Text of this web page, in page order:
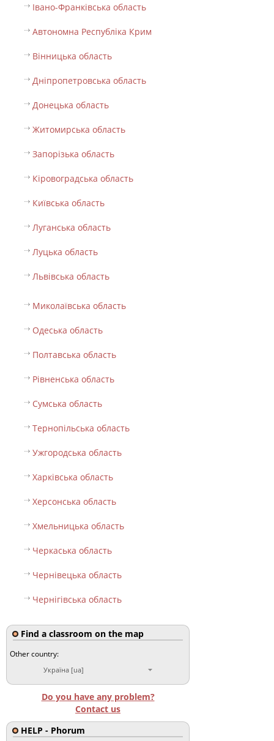
Івано-Франківська область
Автономна Республіка Крим
Вінницька область
Дніпропетровська область
Донецька область
Житомирська область
Запорізька область
Кіровоградська область
Київська область
Луганська область
Луцька область
Львівська область
Миколаївська область
Одеська область
Полтавська область
Рівненська область
Сумська область
Тернопільська область
Ужгородська область
Харківська область
Херсонська область
Хмельницька область
Черкаська область
Чернівецька область
Чернігівська область
Find a classroom on the map
Other country:
Україна [ua]
Do you have any problem?
Contact us
HELP - Phorum